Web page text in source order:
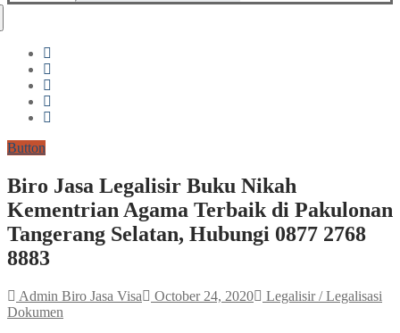
Button
Biro Jasa Legalisir Buku Nikah
Kementrian Agama Terbaik di Pakulonan
Tangerang Selatan, Hubungi 0877 2768
8883
Admin Biro Jasa Visa October 24, 2020
Legalisir / Legalisasi
Dokumen